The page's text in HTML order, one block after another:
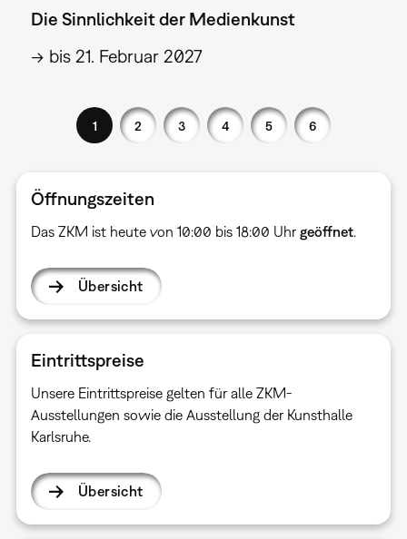
Die Sinnlichkeit der Medienkunst
→ bis 21. Februar 2027
1 2 3 4 5 6
Öffnungszeiten
Das ZKM ist heute von 10:00 bis 18:00 Uhr geöffnet.
Übersicht
Eintrittspreise
Unsere Eintrittspreise gelten für alle ZKM-
Ausstellungen sowie die Ausstellung der Kunsthalle
Karlsruhe.
Übersicht